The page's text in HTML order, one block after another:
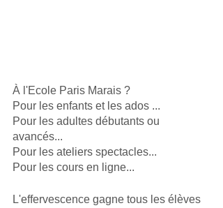
À l'Ecole Paris Marais ?
Pour les enfants et les ados ...
Pour les adultes débutants ou
avancés...
Pour les ateliers spectacles...
Pour les cours en ligne...
L'effervescence gagne tous les élèves